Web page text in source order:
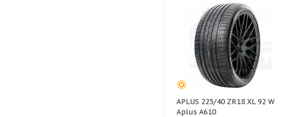
APLUS 225/40 ZR18 XL 92 W
Aplus A610